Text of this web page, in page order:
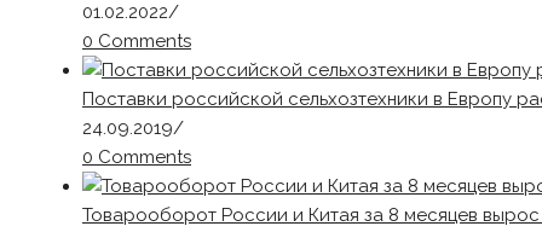
01.02.2022/
0 Comments
Поставки российской сельхозтехники в Европу
24.09.2019/
0 Comments
Товарооборот России и Китая за 8 месяцев